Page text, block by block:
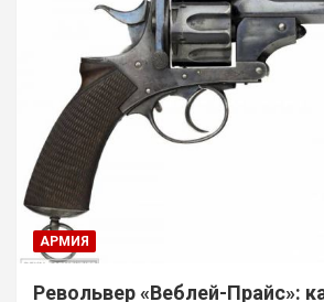
АРМИЯ
Револьвер «Веблей-Прайс»: